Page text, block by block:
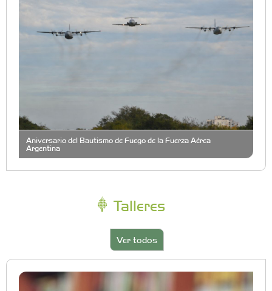
Aniversario del Bautismo de Fuego de la Fuerza Aérea
Argentina
Talleres
Ver todos